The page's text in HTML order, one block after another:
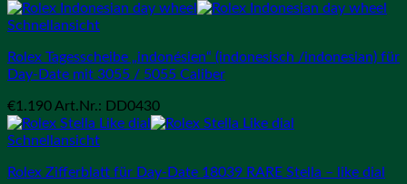
Schnellansicht
Rolex Tagesscheibe „indonésien“ (indonesisch /indonesian) für
Day-Date mit 3055 / 5055 Caliber
€1.190 Art.Nr.: DD0430
Schnellansicht
Rolex Zifferblatt für Day-Date 18039 RARE Stella – like dial